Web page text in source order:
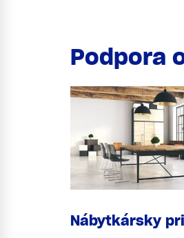
Podpora
Nábytkársky